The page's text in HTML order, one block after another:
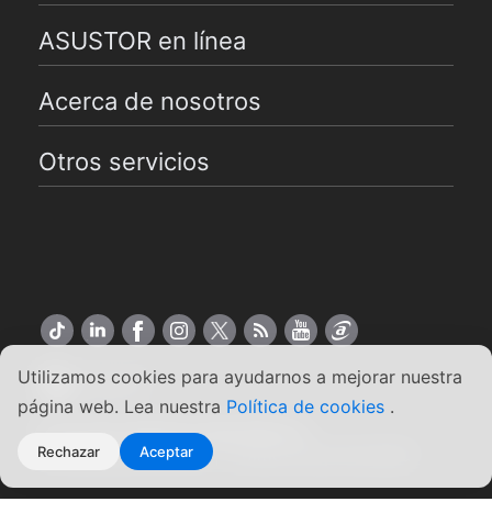
Utilizamos cookies para ayudarnos a mejorar nuestra
página web. Lea nuestra Política de cookies .
Rechazar Aceptar
ASUSTOR en línea
Acerca de nosotros
Otros servicios
Español
Copyright ©2026 ASUSTOR Inc.
Condiciones de uso